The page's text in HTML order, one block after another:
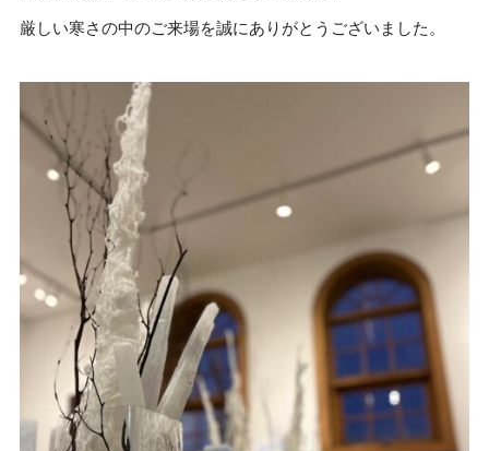
厳しい寒さの中のご来場を誠にありがとうございました。